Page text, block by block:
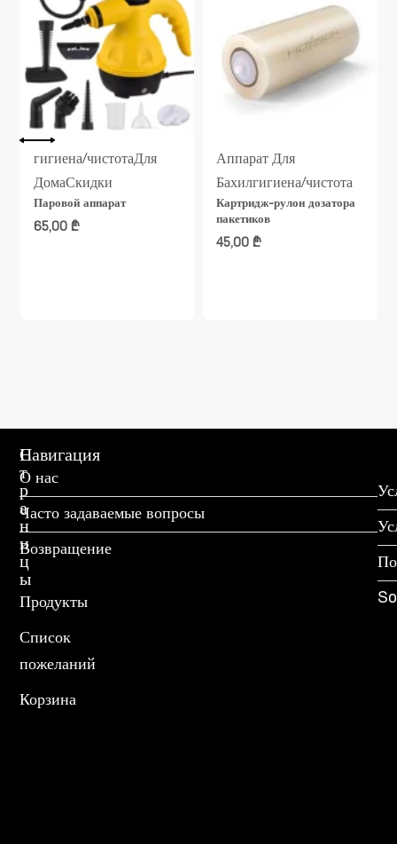
гигиена/чистотаДля
ДомаСкидки
Паровой аппарат
65,00 ₾
Аппарат Для
Бахилгигиена/чистота
Картридж-рулон дозатора
пакетиков
45,00₾
С
т
р
а
н
и
ц
ы
Продукты
Список
пожеланий
Корзина
Навигация
О нас
Часто задаваемые вопросы
Возвращение